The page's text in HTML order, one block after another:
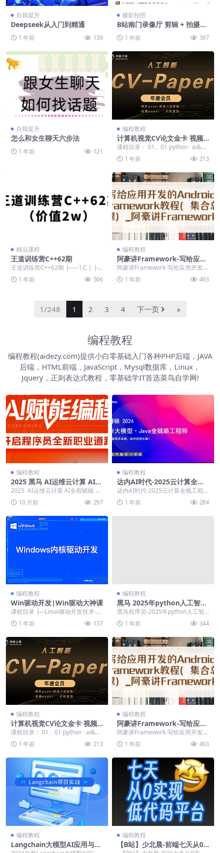
自我提升
Deepseek从入门到精通
1 年前 139
摄影拍照
B站南门录像厅 剪辑 + 拍摄｜
1 年前 397
自我提升
怎么和女生聊天六步法
1 年前 121
编程教程
计算机视觉CV论文金卡 视频
课程
课程目录： 01、01 python · ai&数
据科学入门》02、第一...
1 年前 213
精品课程
王道训练营C++62期
王道训练营C++62期 ├──1.C | ├─
─CDay01 | | ├──笔记...
1 年前 506
编程教程
阿豪讲Framework-写给应用
开发的Android Framework
教程
阿豪讲Framework-写给应用开发的
Android Framework教程 ...
1 年前 493
1/248 1 2 3 4 下一页 »
编程教程
编程教程(aidezy.com)提供小白零基础入门各种PHP后端，JAVA
后端，HTML前端，JavaScript，Mysql数据库，Linux，
Jquery，正则表达式教程，零基础学IT首选菜鸟自学网!
编程教程
2025 黑马 AI运维云计算 AI全
程赋能
2025 AI运维云计算 AI全程赋能 ├
──00 开班 | ├──笔记 | ...
10 月前 297
编程教程
达内AI时代-2025云计算全栈
工程师全日制课程V16
达内AI时代-2025云计算全栈工程师
全日制课程V16 ├──Linux教学环
境...1 年前 284
编程教程
Win驱动开发|Win驱动大神课
课程目录 ├─Linux驱动开发技术-中
断机制与内存管理篇 │ 1.taskle...
1 年前 137
编程教程
黑马 2025年python人工智能
开发 V5.0
黑马程序员-2025年python人工智
能开发 V5.0 ├──01_Pytho...
1 年前 344
编程教程
计算机视觉CV论文金卡 视频
课程
课程目录： 01、01 python · ai&数
据科学入门》02、第一...
1 年前 213
编程教程
阿豪讲Framework-写给应用
开发的Android Framework
教程
阿豪讲Framework-写给应用开发的
Android Framework教程 ...
1 年前 493
编程教程
Langchain大模型AI应用与多
编程教程
【B站】少北晨-前端七天从0